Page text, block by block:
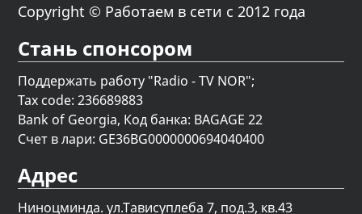
Copyright © Работаем в сети с 2012 года
Стань спонсором
Поддержать работу "Radio - TV NOR";
Tax code: 236689883
Bank of Georgia, Код банка: BAGAGE 22
Счет в лари: GE36BG0000000694040400
Адрес
Ниноцминда. ул.Тависуплеба 7, под.3, кв.43